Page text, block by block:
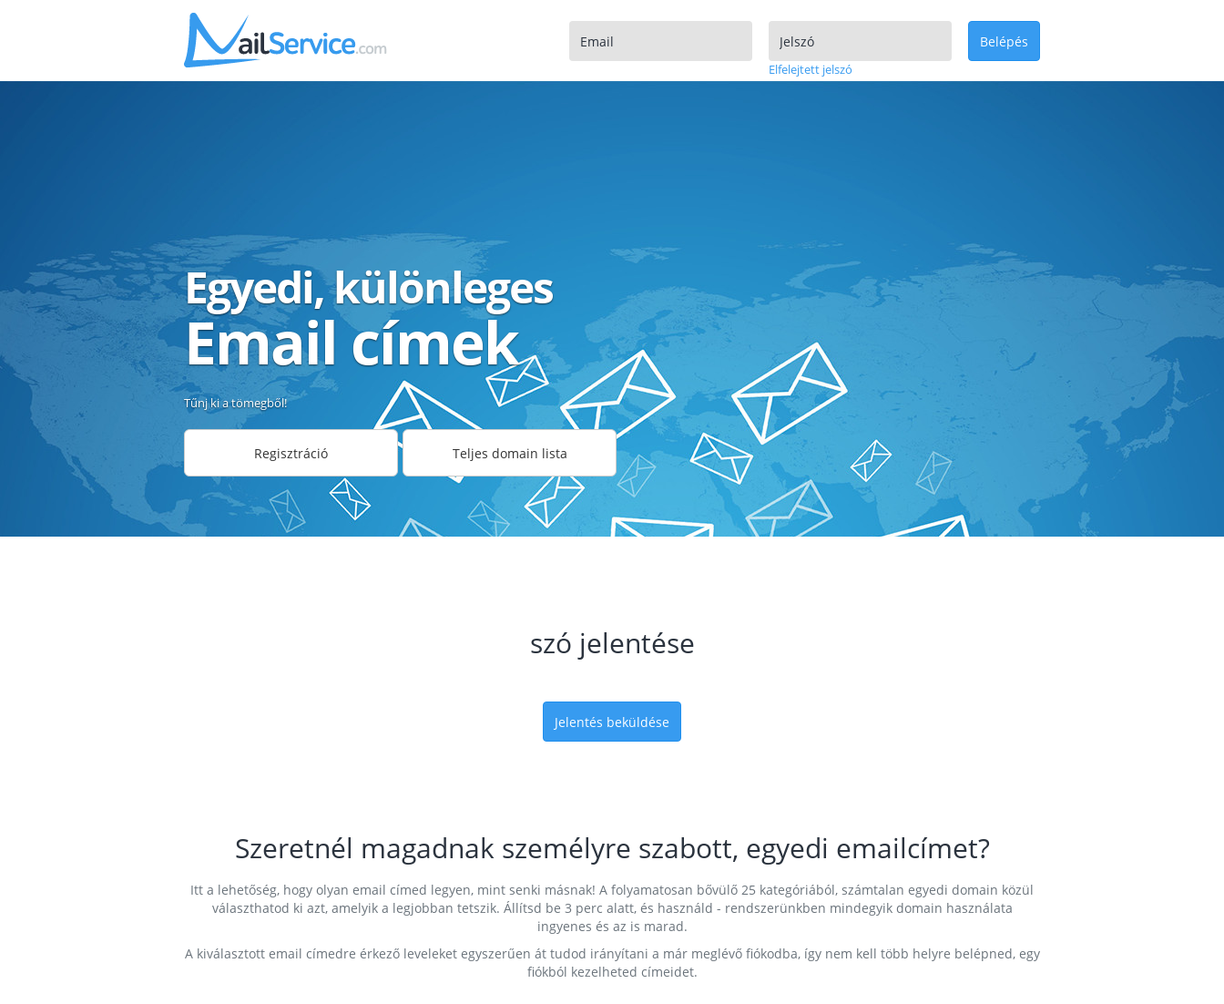
Elfelejtett jelszó
Belépés
Egyedi, különleges
Email címek
Tűnj ki a tömegből!
Regisztráció Teljes domain lista
szó jelentése
Jelentés beküldése
Szeretnél magadnak személyre szabott, egyedi emailcímet?
Itt a lehetőség, hogy olyan email címed legyen, mint senki másnak! A folyamatosan bővülő 25 kategóriából, számtalan egyedi domain közül
választhatod ki azt, amelyik a legjobban tetszik. Állítsd be 3 perc alatt, és használd - rendszerünkben mindegyik domain használata
ingyenes és az is marad.
A kiválasztott email címedre érkező leveleket egyszerűen át tudod irányítani a már meglévő fiókodba, így nem kell több helyre belépned, egy
fiókból kezelheted címeidet.